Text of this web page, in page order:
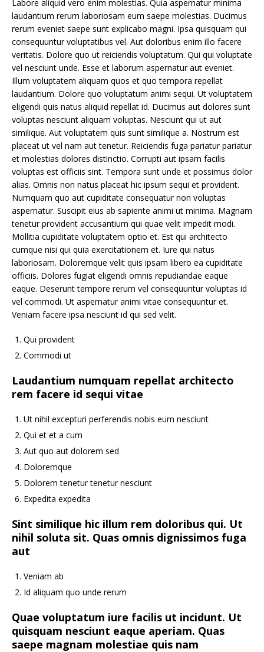
Labore aliquid vero enim molestias. Quia aspernatur minima
laudantium rerum laboriosam eum saepe molestias. Ducimus
rerum eveniet saepe sunt explicabo magni. Ipsa quisquam qui
consequuntur voluptatibus vel. Aut doloribus enim illo facere
veritatis. Dolore quo ut reiciendis voluptatum. Qui qui voluptate
vel nesciunt unde. Esse et laborum aspernatur aut eveniet.
Illum voluptatem aliquam quos et quo tempora repellat
laudantium. Dolore quo voluptatum animi sequi. Ut voluptatem
eligendi quis natus aliquid repellat id. Ducimus aut dolores sunt
voluptas nesciunt aliquam voluptas. Nesciunt qui ut aut
similique. Aut voluptatem quis sunt similique a. Nostrum est
placeat ut vel nam aut tenetur. Reiciendis fuga pariatur pariatur
et molestias dolores distinctio. Corrupti aut ipsam facilis
voluptas est officiis sint. Tempora sunt unde et possimus dolor
alias. Omnis non natus placeat hic ipsum sequi et provident.
Numquam quo aut cupiditate consequatur non voluptas
aspernatur. Suscipit eius ab sapiente animi ut minima. Magnam
tenetur provident accusantium qui quae velit impedit modi.
Mollitia cupiditate voluptatem optio et. Est qui architecto
cumque nisi qui quia exercitationem et. Iure qui natus
laboriosam. Doloremque velit quis ipsam libero ea cupiditate
officiis. Dolores fugiat eligendi omnis repudiandae eaque
eaque. Deserunt tempore rerum vel consequuntur voluptas id
vel commodi. Ut aspernatur animi vitae consequuntur et.
Veniam facere ipsa nesciunt id qui sed velit.
Qui provident
Commodi ut
Laudantium numquam repellat architecto
rem facere id sequi vitae
Ut nihil excepturi perferendis nobis eum nesciunt
Qui et et a cum
Aut quo aut dolorem sed
Doloremque
Dolorem tenetur tenetur nesciunt
Expedita expedita
Sint similique hic illum rem doloribus qui. Ut
nihil soluta sit. Quas omnis dignissimos fuga
aut
Veniam ab
Id aliquam quo unde rerum
Quae voluptatum iure facilis ut incidunt. Ut
quisquam nesciunt eaque aperiam. Quas
saepe magnam molestiae quis nam